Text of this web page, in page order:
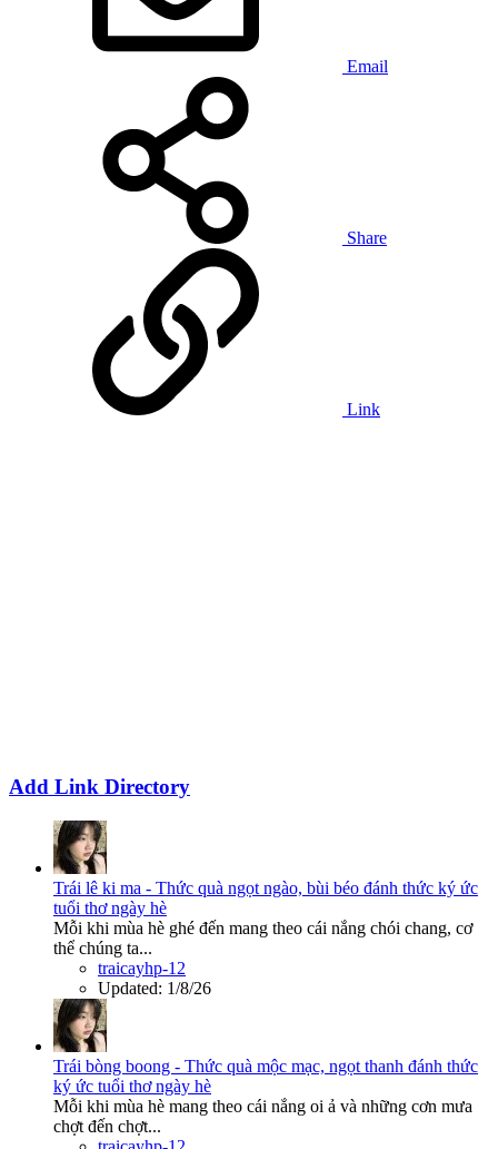
Email
Share
Link
Add Link Directory
Trái lê ki ma - Thức quà ngọt ngào, bùi béo đánh thức ký ức
tuổi thơ ngày hè
Mỗi khi mùa hè ghé đến mang theo cái nắng chói chang, cơ
thể chúng ta...
traicayhp-12
Updated: 1/8/26
Trái bòng boong - Thức quà mộc mạc, ngọt thanh đánh thức
ký ức tuổi thơ ngày hè
Mỗi khi mùa hè mang theo cái nắng oi ả và những cơn mưa
chợt đến chợt...